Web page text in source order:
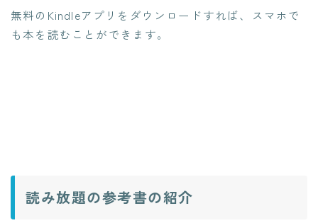
無料のKindleアプリをダウンロードすれば、スマホで
も本を読むことができます。
読み放題の参考書の紹介